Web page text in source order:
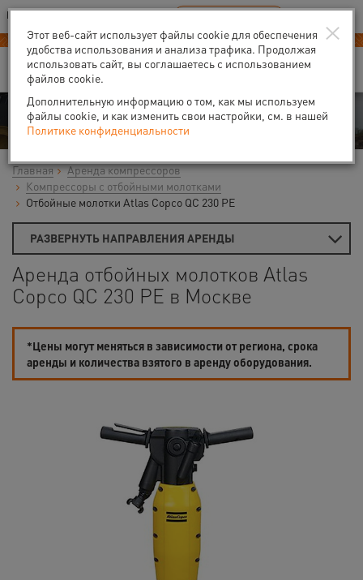
Ваш город:Москва
В Вашем регионе нет наших офисов RU EN
Аренда
Главная
Аренда компрессоров
Компрессоры с отбойными молотками
Отбойные молотки Atlas Copco QC 230 PE
РАЗВЕРНУТЬ НАПРАВЛЕНИЯ АРЕНДЫ
Аренда отбойных молотков Atlas
Copco QC 230 PE в Москве
*Цены могут меняться в зависимости от региона, срока
аренды и количества взятого в аренду оборудования.
×
Этот веб-сайт использует файлы cookie для обеспечения
удобства использования и анализа трафика. Продолжая
использовать сайт, вы соглашаетесь с использованием
файлов cookie.
Дополнительную информацию о том, как мы используем
файлы cookie, и как изменить свои настройки, см. в нашей
Политике конфиденциальности